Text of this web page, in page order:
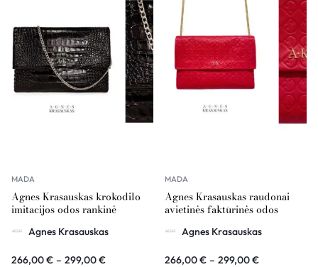
MADA
Agnes Krasauskas krokodilo
imitacijos odos rankinė
Agnes Krasauskas
266,00€ – 299,00€
MADA
Agnes Krasauskas raudonai
avietinės faktūrinės odos
Agnes Krasauskas
266,00€ – 299,00€